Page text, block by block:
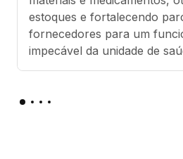
estoques e fortalecendo
fornecedores para um
impecável da unidade de